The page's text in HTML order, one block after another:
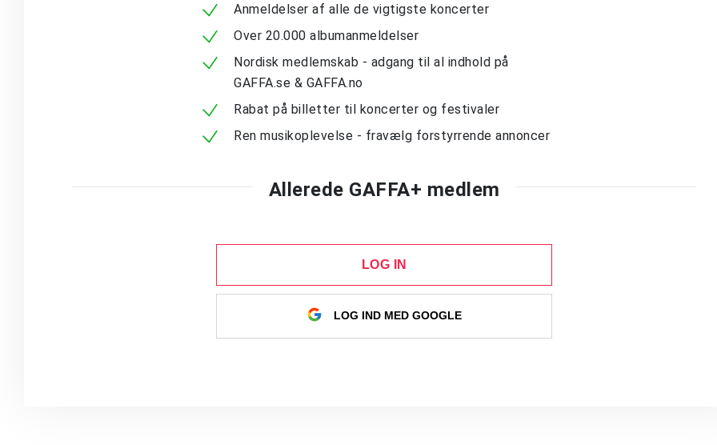
Anmeldelser af alle de vigtigste koncerter
Over 20.000 albumanmeldelser
Nordisk medlemskab - adgang til al indhold på
GAFFA.se & GAFFA.no
Rabat på billetter til koncerter og festivaler
Ren musikoplevelse - fravælg forstyrrende annoncer
Allerede GAFFA+ medlem
LOG IN
LOG IND MED GOOGLE